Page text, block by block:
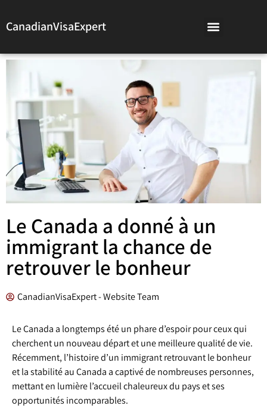
CanadianVisaExpert
Le Canada a donné à un
immigrant la chance de
retrouver le bonheur
CanadianVisaExpert - Website Team
Le Canada a longtemps été un phare d’espoir pour ceux qui
cherchent un nouveau départ et une meilleure qualité de vie.
Récemment, l’histoire d’un immigrant retrouvant le bonheur
et la stabilité au Canada a captivé de nombreuses personnes,
mettant en lumière l’accueil chaleureux du pays et ses
opportunités incomparables.